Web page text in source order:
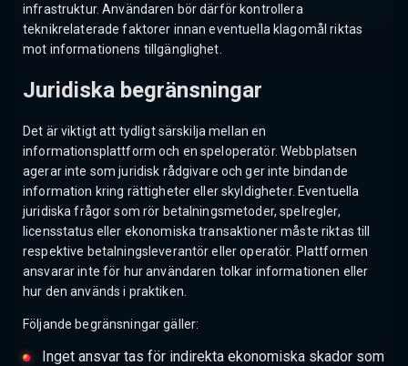
infrastruktur. Användaren bör därför kontrollera
teknikrelaterade faktorer innan eventuella klagomål riktas
mot informationens tillgänglighet.
Juridiska begränsningar
Det är viktigt att tydligt särskilja mellan en
informationsplattform och en speloperatör. Webbplatsen
agerar inte som juridisk rådgivare och ger inte bindande
information kring rättigheter eller skyldigheter. Eventuella
juridiska frågor som rör betalningsmetoder, spelregler,
licensstatus eller ekonomiska transaktioner måste riktas till
respektive betalningsleverantör eller operatör. Plattformen
ansvarar inte för hur användaren tolkar informationen eller
hur den används i praktiken.
Följande begränsningar gäller:
Inget ansvar tas för indirekta ekonomiska skador som